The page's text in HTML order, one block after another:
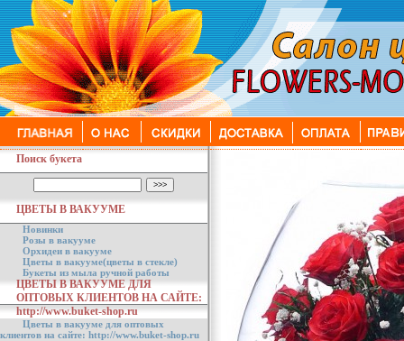
Поиск букета
ЦВЕТЫ В ВАКУУМЕ
Новинки
Розы в вакууме
Орхидеи в вакууме
Цветы в вакууме(цветы в стекле)
Букеты из мыла ручной работы
ЦВЕТЫ В ВАКУУМЕ ДЛЯ
ОПТОВЫХ КЛИЕНТОВ НА САЙТЕ:
http://www.buket-shop.ru
Цветы в вакууме для оптовых
клиентов на сайте: http://www.buket-shop.ru